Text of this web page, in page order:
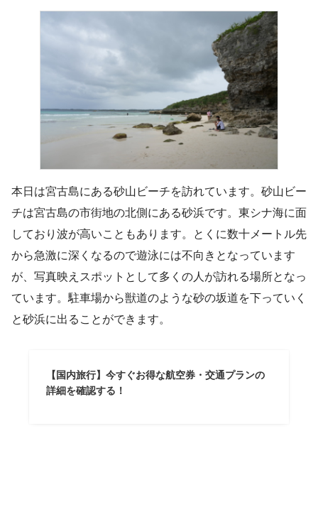
本日は宮古島にある砂山ビーチを訪れています。砂山ビー
チは宮古島の市街地の北側にある砂浜です。東シナ海に面
しており波が高いこともあります。とくに数十メートル先
から急激に深くなるので遊泳には不向きとなっています
が、写真映えスポットとして多くの人が訪れる場所となっ
ています。駐車場から獣道のような砂の坂道を下っていく
と砂浜に出ることができます。
【国内旅行】今すぐお得な航空券・交通プランの
詳細を確認する！